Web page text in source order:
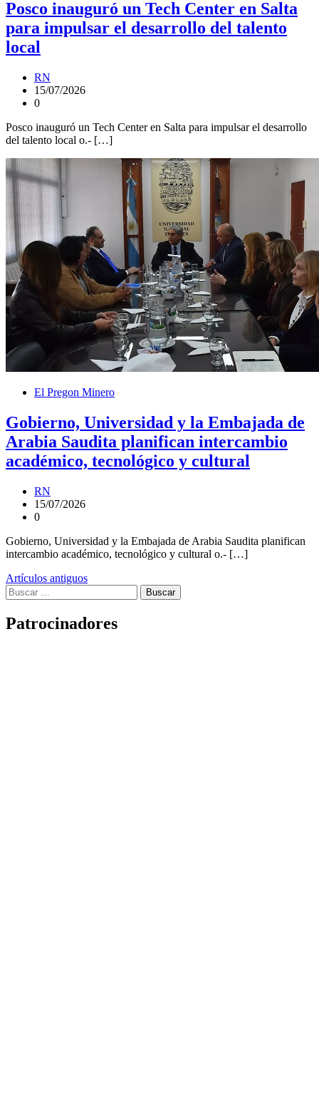
Posco inauguró un Tech Center en Salta
para impulsar el desarrollo del talento
local
RN
15/07/2026
0
Posco inauguró un Tech Center en Salta para impulsar el desarrollo
del talento local o.- […]
El Pregon Minero
Gobierno, Universidad y la Embajada de
Arabia Saudita planifican intercambio
académico, tecnológico y cultural
RN
15/07/2026
0
Gobierno, Universidad y la Embajada de Arabia Saudita planifican
intercambio académico, tecnológico y cultural o.- […]
Navegación
de
entradas
Artículos antiguos
Buscar:
Patrocinadores